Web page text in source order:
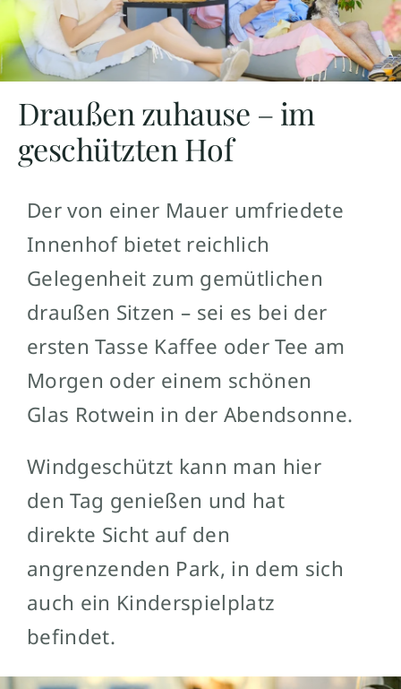
Draußen zuhause – im
geschützten Hof
Der von einer Mauer umfriedete
Innenhof bietet reichlich
Gelegenheit zum gemütlichen
draußen Sitzen – sei es bei der
ersten Tasse Kaffee oder Tee am
Morgen oder einem schönen
Glas Rotwein in der Abendsonne.
Windgeschützt kann man hier
den Tag genießen und hat
direkte Sicht auf den
angrenzenden Park, in dem sich
auch ein Kinderspielplatz
befindet.